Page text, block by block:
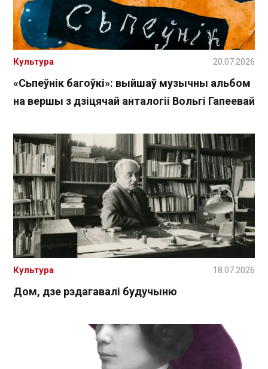
«Сьпеўнік багоўкі»: выйшаў музычны альбом
на вершы з дзіцячай анталогіі Вольгі Гапеевай
Культура 20.07.2026
Дом, дзе рэдагавалі будучыню
Культура 18.07.2026